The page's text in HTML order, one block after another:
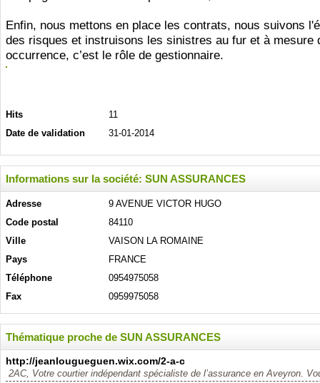
Enfin, nous mettons en place les contrats, nous suivons
des risques et instruisons les sinistres au fur et à mesure
occurrence, c’est le rôle de gestionnaire.
Hits
11
Date de validation
31-01-2014
Informations sur la société: SUN ASSURANCES
Adresse
9 AVENUE VICTOR HUGO
Code postal
84110
Ville
VAISON LA ROMAINE
Pays
FRANCE
Téléphone
0954975058
Fax
0959975058
Thématique proche de SUN ASSURANCES
http://jeanlougueguen.wix.com/2-a-c
2AC, Votre courtier indépendant spécialiste de l’assurance en Aveyron.